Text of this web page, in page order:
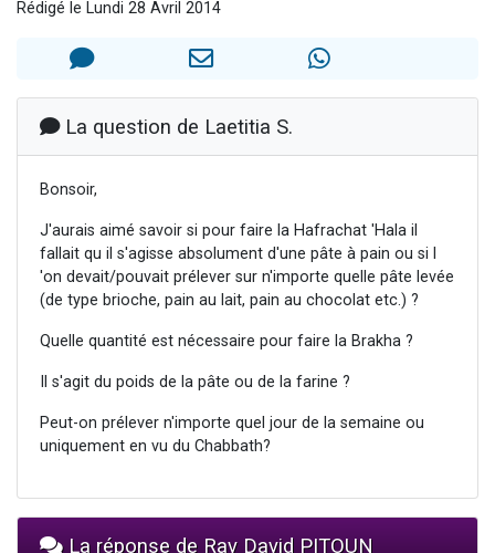
30 personnes viennent de faire un don pour Sauvez la jambe de Yohan
12 nouvelles musiques dans Torah-Box Music
29 personnes viennent de demander une bénédiction
Rédigé le Lundi 28 Avril 2014
La question de Laetitia S.
Bonsoir,
J'aurais aimé savoir si pour faire la Hafrachat 'Hala il
fallait qu il s'agisse absolument d'une pâte à pain ou si l
'on devait/pouvait prélever sur n'importe quelle pâte levée
(de type brioche, pain au lait, pain au chocolat etc.) ?
Quelle quantité est nécessaire pour faire la Brakha ?
Il s'agit du poids de la pâte ou de la farine ?
Peut-on prélever n'importe quel jour de la semaine ou
uniquement en vu du Chabbath?
La réponse de Rav David PITOUN